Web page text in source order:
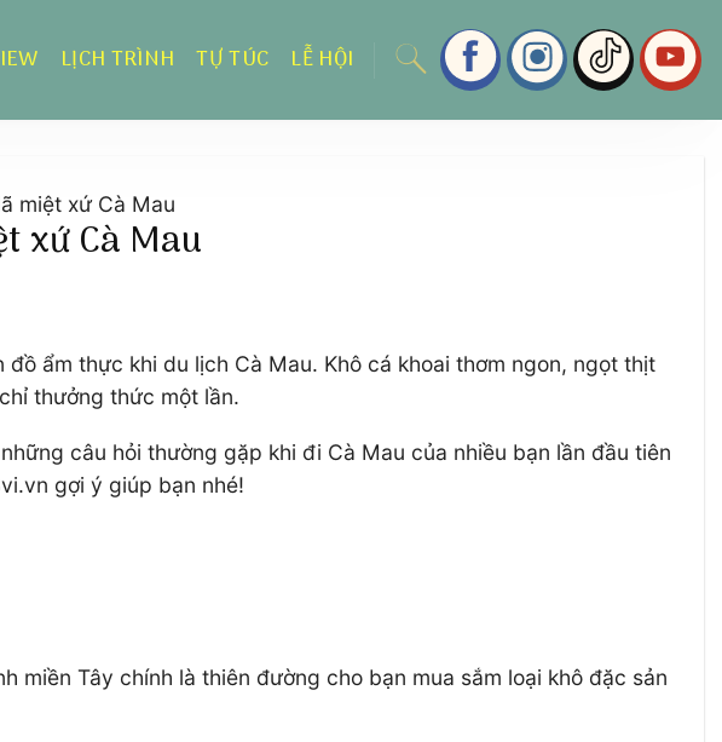
LỊCH TRÌNH TỰ TÚC LỄ HỘI
miệt xứ Cà Mau
xứ Cà Mau
ẩm thực khi du lịch Cà Mau. Khô cá khoai thơm ngon, ngọt thịt
thưởng thức một lần.
câu hỏi thường gặp khi đi Cà Mau của nhiều bạn lần đầu tiên
gợi ý giúp bạn nhé!
miền Tây chính là thiên đường cho bạn mua sắm loại khô đặc sản